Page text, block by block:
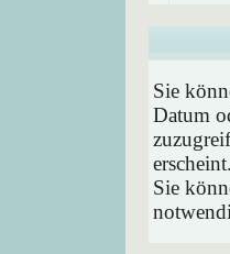
Sie
Datum
Sie